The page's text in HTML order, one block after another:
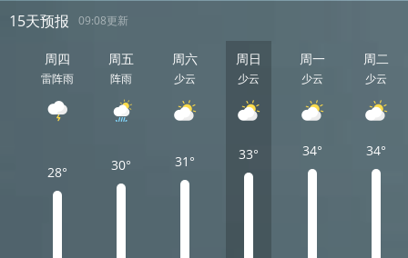
15天预报 09:08更新
周四
雷阵雨
28°
周五
阵雨
30°
周六
少云
31°
周日
少云
33°
周一
少云
34°
周二
少云
34°